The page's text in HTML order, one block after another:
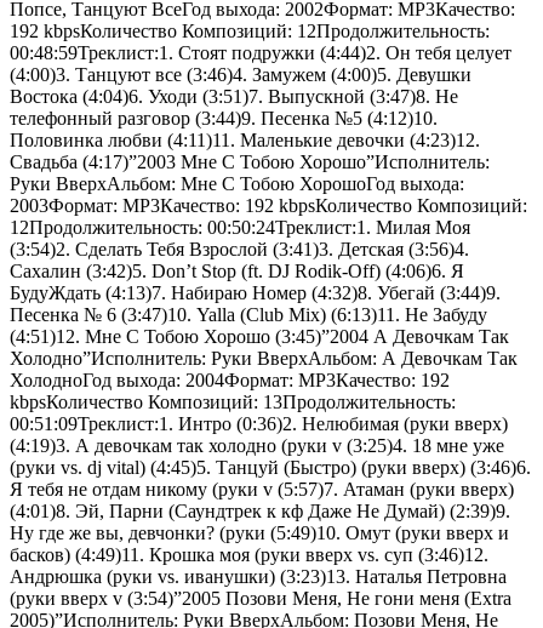
Попсе, Танцуют ВсеГод выхода: 2002Формат: MP3Качество:
192 kbpsКоличество Композиций: 12Продолжительность:
00:48:59Треклист:1. Стоят подружки (4:44)2. Он тебя целует
(4:00)3. Танцуют все (3:46)4. Замужем (4:00)5. Девушки
Востока (4:04)6. Уходи (3:51)7. Выпускной (3:47)8. Не
телефонный разговор (3:44)9. Песенка №5 (4:12)10.
Половинка любви (4:11)11. Маленькие девочки (4:23)12.
Свадьба (4:17)”2003 Мне С Тобою Хорошо”Исполнитель:
Руки ВверхАльбом: Мне С Тобою ХорошоГод выхода:
2003Формат: MP3Качество: 192 kbpsКоличество Композиций:
12Продолжительность: 00:50:24Треклист:1. Милая Моя
(3:54)2. Сделать Тебя Взрослой (3:41)3. Детская (3:56)4.
Сахалин (3:42)5. Don’t Stop (ft. DJ Rodik-Off) (4:06)6. Я
БудуЖдать (4:13)7. Набираю Номер (4:32)8. Убегай (3:44)9.
Песенка № 6 (3:47)10. Yalla (Club Mix) (6:13)11. Не Забуду
(4:51)12. Мне С Тобою Хорошо (3:45)”2004 А Девочкам Так
Холодно”Исполнитель: Руки ВверхАльбом: А Девочкам Так
ХолодноГод выхода: 2004Формат: MP3Качество: 192
kbpsКоличество Композиций: 13Продолжительность:
00:51:09Треклист:1. Интро (0:36)2. Нелюбимая (руки вверх)
(4:19)3. А девочкам так холодно (руки v (3:25)4. 18 мне уже
(руки vs. dj vital) (4:45)5. Танцуй (Быстро) (руки вверх) (3:46)6.
Я тебя не отдам никому (руки v (5:57)7. Атаман (руки вверх)
(4:01)8. Эй, Парни (Саундтрек к кф Даже Не Думай) (2:39)9.
Ну где же вы, девчонки? (руки (5:49)10. Омут (руки вверх и
басков) (4:49)11. Крошка моя (руки вверх vs. суп (3:46)12.
Андрюшка (руки vs. иванушки) (3:23)13. Наталья Петровна
(руки вверх v (3:54)”2005 Позови Меня, Не гони меня (Extra
2005)”Исполнитель: Руки ВверхАльбом: Позови Меня, Не